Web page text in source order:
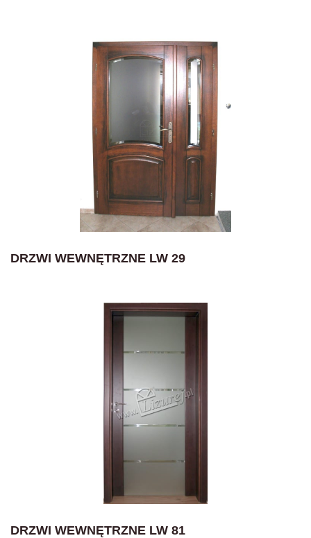
DRZWI WEWNĘTRZNE LW 29
DRZWI WEWNĘTRZNE LW 81